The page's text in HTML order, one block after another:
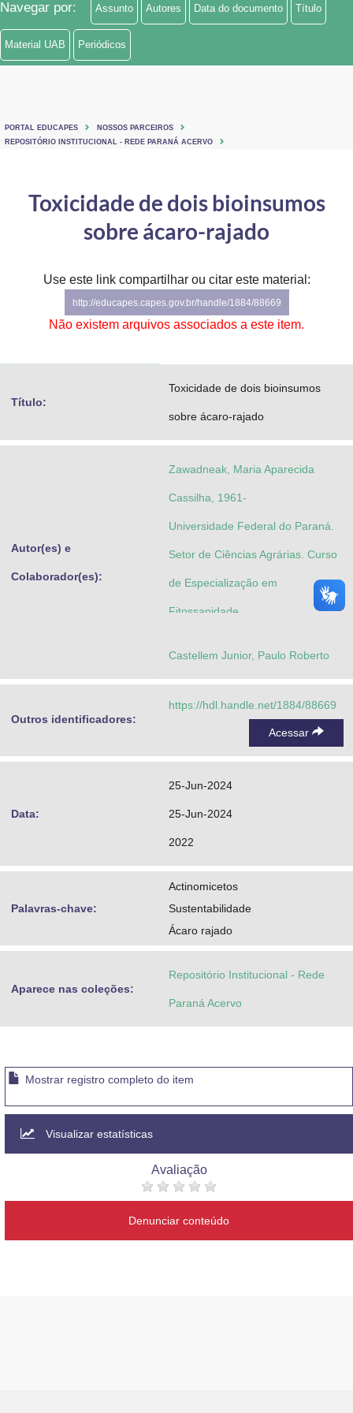
Ministério de Minas e Energia
Ministério da Ciência, Tecnologia, Inovações e Comunicações
Ministério do Turismo
Controladoria-Geral da União
Ministério da Mulher, da Família e dos Direitos Humanos
Secretaria de Governo
Gabinete de Segurança Institucional
Banco Central do Brasil
Navegar por: Assunto Autores Data do documento Título
Material UAB Periódicos
PORTAL EDUCAPES
NOSSOS PARCEIROS
REPOSITÓRIO INSTITUCIONAL - REDE PARANÁ ACERVO
Toxicidade de dois bioinsumos
sobre ácaro-rajado
Use este link compartilhar ou citar este material:
http://educapes.capes.gov.br/handle/1884/88669
Não existem arquivos associados a este item.
Título:
Toxicidade de dois bioinsumos
sobre ácaro-rajado
Autor(es) e
Colaborador(es):
Zawadneak, Maria Aparecida
Cassilha, 1961-
Universidade Federal do Paraná.
Setor de Ciências Agrárias. Curso
de Especialização em
Fitossanidade
Castellem Junior, Paulo Roberto
Outros identificadores:
https://hdl.handle.net/1884/88669
Acessar
Data:
25-Jun-2024
25-Jun-2024
2022
Palavras-chave:
Actinomicetos
Sustentabilidade
Ácaro rajado
Aparece nas coleções:
Repositório Institucional - Rede
Paraná Acervo
Mostrar registro completo do item
Visualizar estatísticas
Avaliação
Denunciar conteúdo